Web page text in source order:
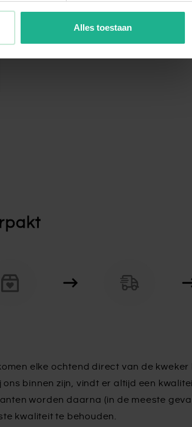
Alles toestaan
elke ochtend direct van de kweker
binnen zijn, vindt er altijd een
worden daarna (in de meeste
kwaliteit te behouden.